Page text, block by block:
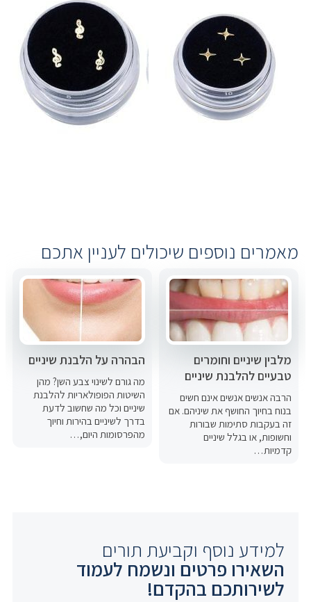
מאמרים נוספים שיכולים לעניין אתכם
מלבין שיניים וחומרים
טבעיים להלבנת שיניים
הרבה אנשים אנשים אינם חשים
בנוח בחיוך החושף את שיניהם. אם
זה בעקבות סתימות שבורות
וחשופות, או בגלל שיניים
קדמיות…
הבהרה על הלבנת שיניים
מה גורם לשינוי צבע השן? מהן
השיטות הפופולאריות להלבנת
שיניים וכל מה שחשוב לדעת
בדרך לשיניים בהירות וחיוך
מהפרסומות היום,…
למידע נוסף וקביעת תורים
השאירו פרטים ונשמח לעמוד
לשירותכם בהקדם!